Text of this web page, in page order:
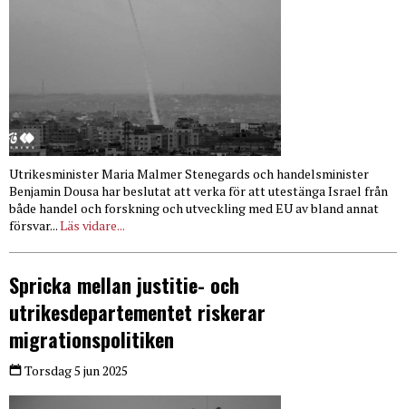
Utrikesminister Maria Malmer Stenegards och handelsminister
Benjamin Dousa har beslutat att verka för att utestänga Israel från
både handel och forskning och utveckling med EU av bland annat
försvar...Läs vidare...
Spricka mellan justitie- och
utrikesdepartementet riskerar
migrationspolitiken
Torsdag 5 jun 2025